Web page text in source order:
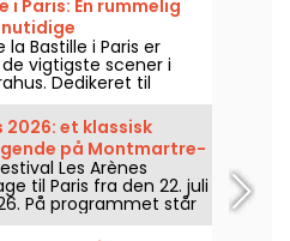
Paris: En rummelig
Bastille i Paris er
vigtigste scener i
Dedikeret til
og
rundt. Siden
moderne bygning
og er blevet et
for de, der ønsker
forestillinger
2026: et klassisk
på Montmartre-
Les Arènes
til Paris fra den 22. juli
På programmet står
der afholdes i